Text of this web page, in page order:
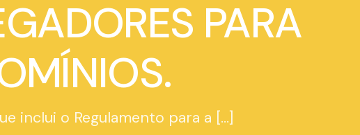
PARA
inclui o Regulamento para a […]